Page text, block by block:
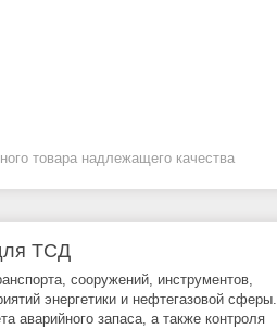
товара надлежащего качества
ТСД
сооружений, инструментов,
энергетики и нефтегазовой сферы.
аварийного запаса, а также контроля